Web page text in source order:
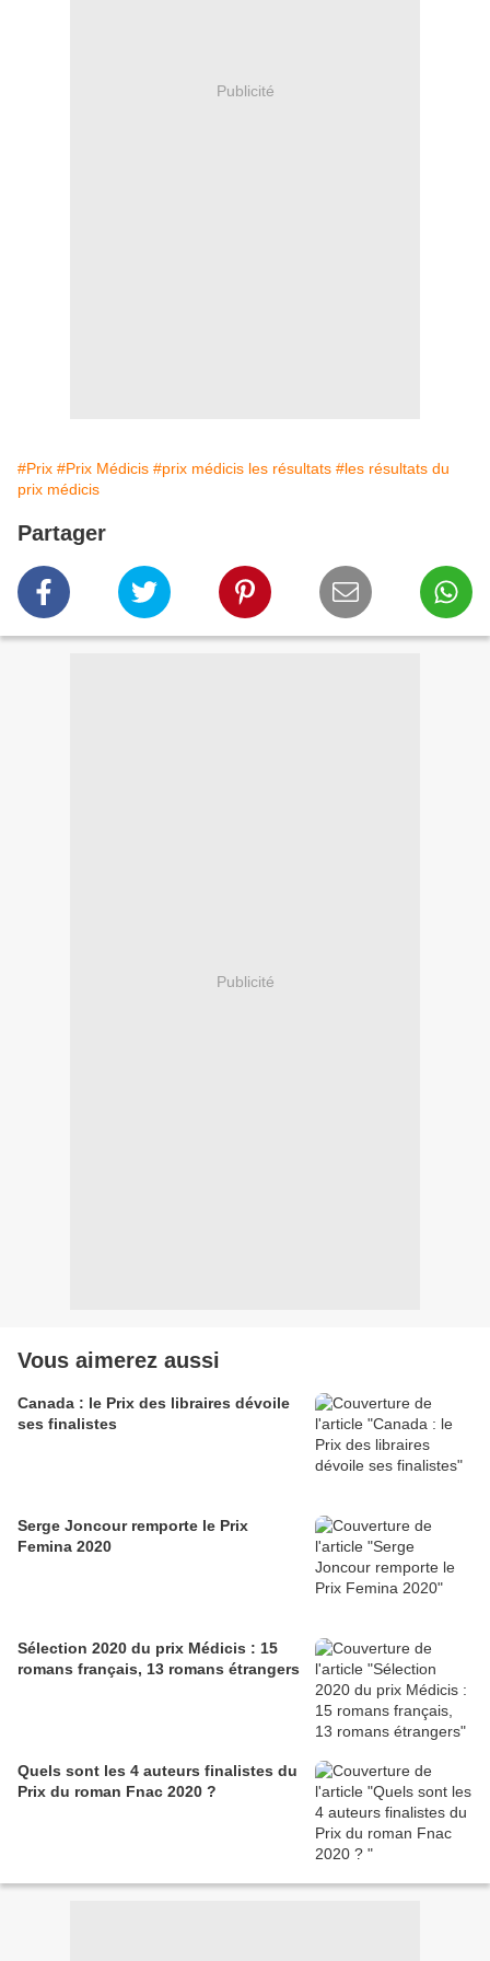
Publicité
#Prix #Prix Médicis #prix médicis les résultats #les résultats du
prix médicis
Partager
Publicité
Vous aimerez aussi
Canada : le Prix des libraires dévoile
ses finalistes
Serge Joncour remporte le Prix
Femina 2020
Sélection 2020 du prix Médicis : 15
romans français, 13 romans étrangers
Quels sont les 4 auteurs finalistes du
Prix du roman Fnac 2020 ?